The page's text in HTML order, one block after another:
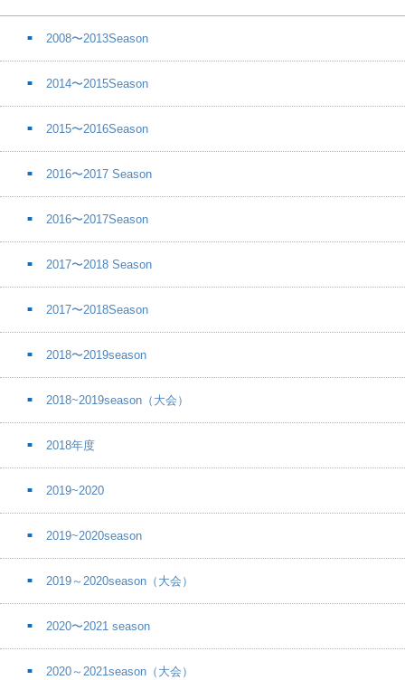
2008〜2013Season
2014〜2015Season
2015〜2016Season
2016〜2017 Season
2016〜2017Season
2017〜2018 Season
2017〜2018Season
2018〜2019season
2018~2019season（大会）
2018年度
2019~2020
2019~2020season
2019～2020season（大会）
2020〜2021 season
2020～2021season（大会）